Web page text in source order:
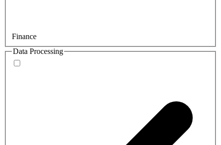
Finance
Data Processing